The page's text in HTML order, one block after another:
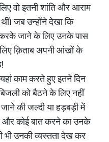
वो इतनी शांति और आराम
जब उन्होंने देखा कि
जाने के लिए उनके पास
क़िताब अपनी आंखों के
काम करते हुए इतने दिन
को बैठने के लिए नहीं
की जल्दी या हड़बड़ी में
और कोई बात करने का उनके
भी उनकी व्यस्तता देख कर